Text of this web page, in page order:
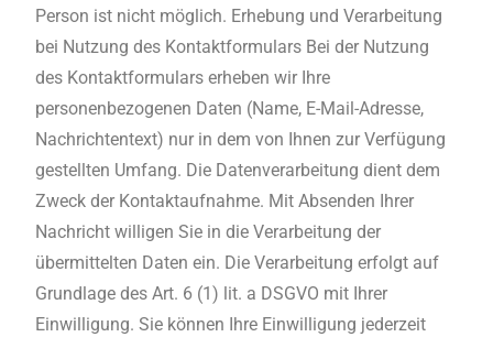
Person ist nicht möglich. Erhebung und Verarbeitung
bei Nutzung des Kontaktformulars Bei der Nutzung
des Kontaktformulars erheben wir Ihre
personenbezogenen Daten (Name, E-Mail-Adresse,
Nachrichtentext) nur in dem von Ihnen zur Verfügung
gestellten Umfang. Die Datenverarbeitung dient dem
Zweck der Kontaktaufnahme. Mit Absenden Ihrer
Nachricht willigen Sie in die Verarbeitung der
übermittelten Daten ein. Die Verarbeitung erfolgt auf
Grundlage des Art. 6 (1) lit. a DSGVO mit Ihrer
Einwilligung. Sie können Ihre Einwilligung jederzeit